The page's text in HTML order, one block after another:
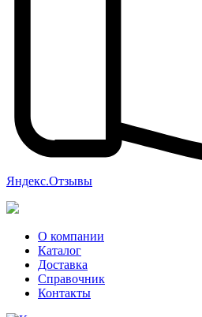
Яндекс.Отзывы
О компании
Каталог
Доставка
Справочник
Контакты